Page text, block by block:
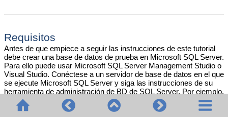
Requisitos
Antes de que empiece a seguir las instrucciones de este tutorial
debe crear una base de datos de prueba en Microsoft SQL Server.
Para ello puede usar Microsoft SQL Server Management Studio o
Visual Studio. Conéctese a un servidor de base de datos en el que
se ejecute Microsoft SQL Server y siga las instrucciones de su
herramienta de administración de BD de SQL Server. Por ejemplo,
la imagen siguiente muestra cómo crear una BD nueva en un
servidor SQL de red desde Visual Studio 2015: